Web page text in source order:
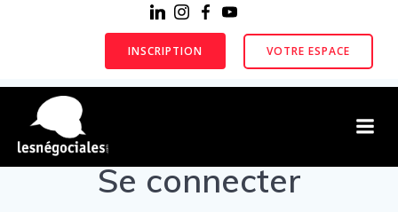
Aller
contenu
INSCRIPTION VOTRE ESPACE
Se connecter